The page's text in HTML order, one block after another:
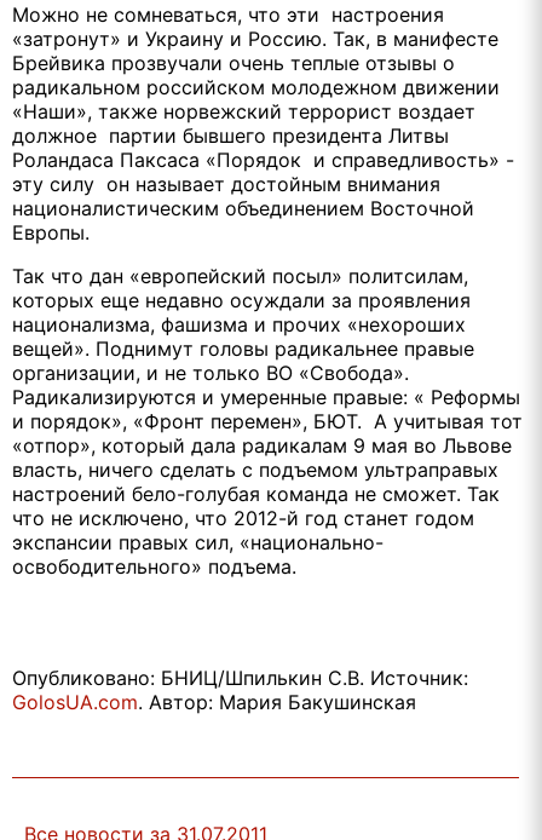
Можно не сомневаться, что эти настроения
«затронут» и Украину и Россию. Так, в манифесте
Брейвика прозвучали очень теплые отзывы о
радикальном российском молодежном движении
«Наши», также норвежский террорист воздает
должное партии бывшего президента Литвы
Роландаса Паксаса «Порядок и справедливость» -
эту силу он называет достойным внимания
националистическим объединением Восточной
Европы.
Так что дан «европейский посыл» политсилам,
которых еще недавно осуждали за проявления
национализма, фашизма и прочих «нехороших
вещей». Поднимут головы радикальнее правые
организации, и не только ВО «Свобода».
Радикализируются и умеренные правые: « Реформы
и порядок», «Фронт перемен», БЮТ. А учитывая тот
«отпор», который дала радикалам 9 мая во Львове
власть, ничего сделать с подъемом ультраправых
настроений бело-голубая команда не сможет. Так
что не исключено, что 2012-й год станет годом
экспансии правых сил, «национально-
освободительного» подъема.
Опубликовано: БНИЦ/Шпилькин С.В. Источник:
GolosUA.com. Автор: Мария Бакушинская
Все новости за 31.07.2011